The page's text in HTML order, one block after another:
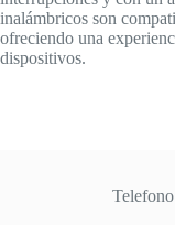
inalámbricos son
ofreciendo una
dispositivos.